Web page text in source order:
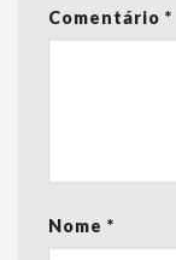
Comentário *
Nome *